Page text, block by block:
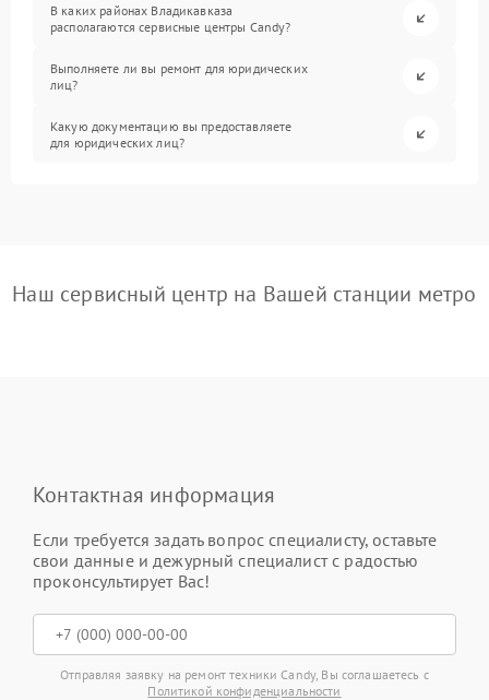
В каких районах Владикавказа
располагаются сервисные центры Candy?
Выполняете ли вы ремонт для юридических
лиц?
Какую документацию вы предоставляете
для юридических лиц?
Наш сервисный центр на Вашей станции метро
Контактная информация
Если требуется задать вопрос специалисту, оставьте
свои данные и дежурный специалист с радостью
проконсультирует Вас!
Отправляя заявку на ремонт техники Candy, Вы соглашаетесь с
Политикой конфиденциальности